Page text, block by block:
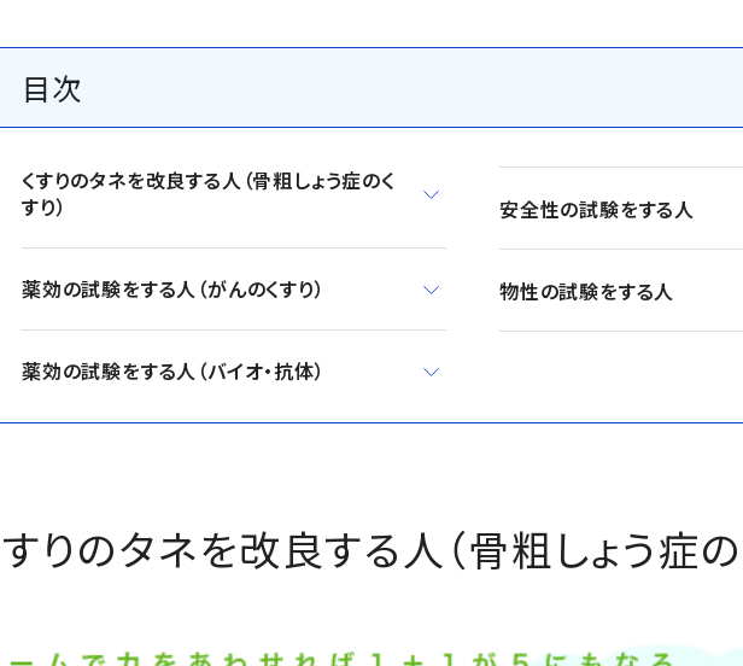
目次
くすりのタネを改良する人（骨粗しょう症のく
すり）
薬効の試験をする人（がんのくすり）
薬効の試験をする人（バイオ・抗体）
安全性の試験をする人
物性の試験をする人
すりのタネを改良する人（骨粗しょう症の